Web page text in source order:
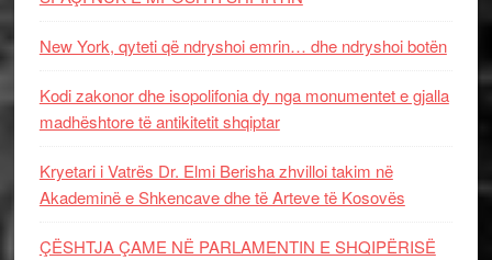
New York, qyteti që ndryshoi emrin… dhe ndryshoi botën
Kodi zakonor dhe isopolifonia dy nga monumentet e gjalla
madhështore të antikitetit shqiptar
Kryetari i Vatrës Dr. Elmi Berisha zhvilloi takim në
Akademinë e Shkencave dhe të Arteve të Kosovës
ÇËSHTJA ÇAME NË PARLAMENTIN E SHQIPËRISË